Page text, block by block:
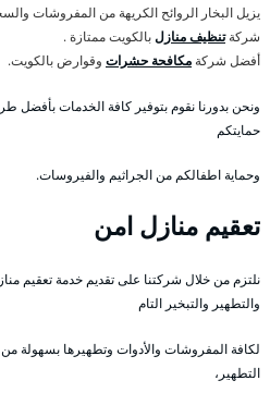
يزيل البخار الروائح الكريهة من المفروشات
شركةتنظيف منازلبالكويت ممتازة .
أفضل شركة مكافحة حشرات وقوارض بالكويت.
ونحن بدورنا نقوم بتوفير كافة الخدمات بأفضل
حمايتكم
وحماية اطفالكم من الجراثيم والفيروسات.
تعقيم منازل امن
نلتزم من خلال شركتنا على تقديم خدمة تعقيم
والتطهير والتبخير التام
لكافة المفروشات والأدوات وتطهيرها بسهولة
التطهير،